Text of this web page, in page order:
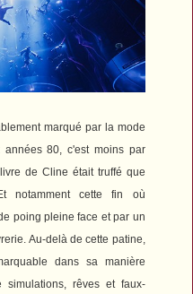
marqué par la mode
80, c'est moins par
de Cline était truffé que
notamment cette fin où
poing pleine face et par un
Au-delà de cette patine,
dans sa manière
simulations, rêves et faux-